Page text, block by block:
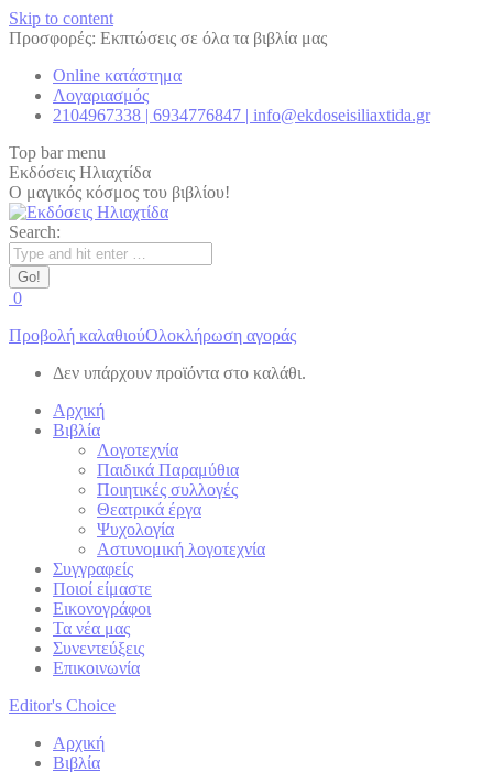
Skip to content
Προσφορές: Εκπτώσεις σε όλα τα βιβλία μας
Online κατάστημα
Λογαριασμός
2104967338 | 6934776847 | info@ekdoseisiliaxtida.gr
Top bar menu
Εκδόσεις Ηλιαχτίδα
Ο μαγικός κόσμος του βιβλίου!
Search:
0
Προβολή καλαθιούΟλοκλήρωση αγοράς
Δεν υπάρχουν προϊόντα στο καλάθι.
Αρχική
Βιβλία
Λογοτεχνία
Παιδικά Παραμύθια
Ποιητικές συλλογές
Θεατρικά έργα
Ψυχολογία
Αστυνομική λογοτεχνία
Συγγραφείς
Ποιοί είμαστε
Εικονογράφοι
Τα νέα μας
Συνεντεύξεις
Επικοινωνία
Editor's Choice
Αρχική
Βιβλία